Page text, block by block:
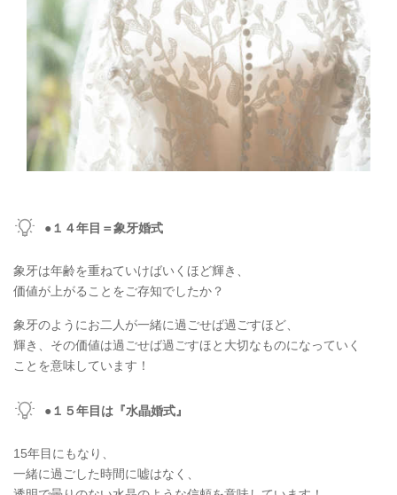
●１４年目＝象牙婚式
象牙は年齢を重ねていけばいくほど輝き、
価値が上がることをご存知でしたか？
象牙のようにお二人が一緒に過ごせば過ごすほど、
輝き、その価値は過ごせば過ごすほと大切なものになっていく
ことを意味しています！
●１５年目は『水晶婚式』
15年目にもなり、
一緒に過ごした時間に嘘はなく、